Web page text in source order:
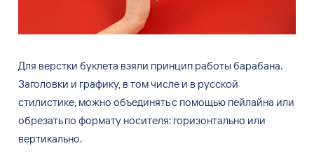
Для верстки буклета взяли принцип работы барабана.
Заголовки и графику, в том числе и в русской
стилистике, можно объединять с помощью пейлайна или
обрезать по формату носителя: горизонтально или
вертикально.